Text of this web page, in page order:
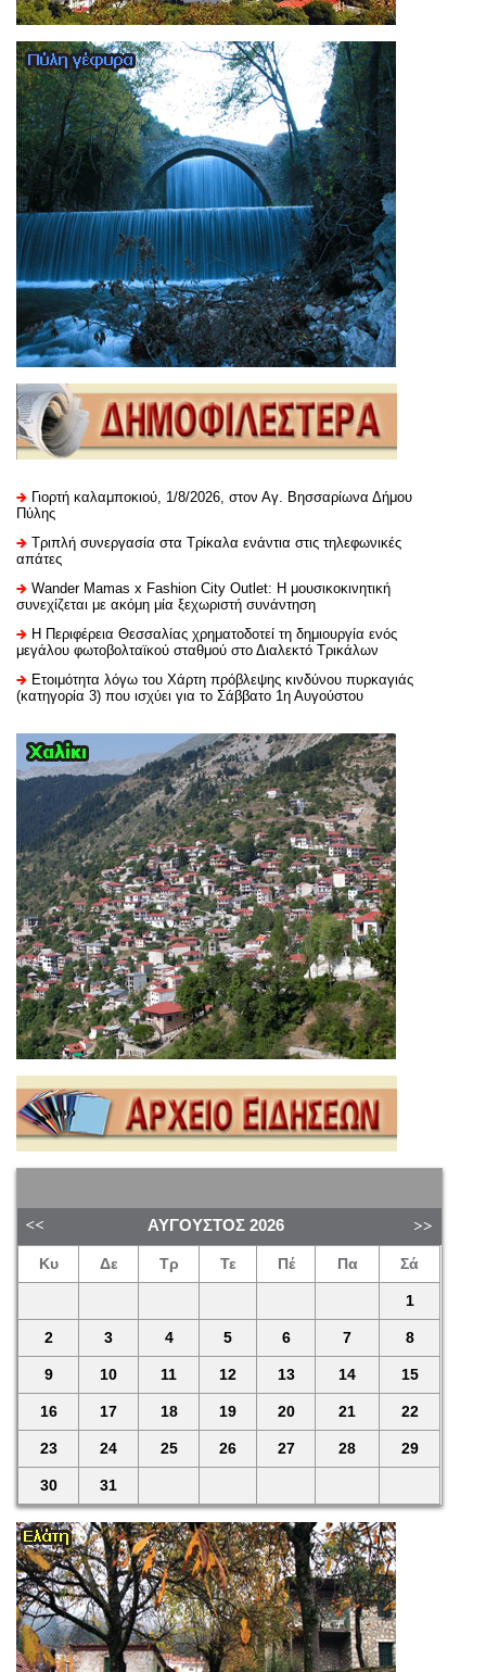
Γιορτή καλαμποκιού, 1/8/2026, στον Αγ. Βησσαρίωνα Δήμου
Πύλης
Τριπλή συνεργασία στα Τρίκαλα ενάντια στις τηλεφωνικές
απάτες
Wander Mamas x Fashion City Outlet: Η μουσικοκινητική
συνεχίζεται με ακόμη μία ξεχωριστή συνάντηση
H Περιφέρεια Θεσσαλίας χρηματοδοτεί τη δημιουργία ενός
μεγάλου φωτοβολταϊκού σταθμού στο Διαλεκτό Τρικάλων
Ετοιμότητα λόγω του Χάρτη πρόβλεψης κινδύνου πυρκαγιάς
(κατηγορία 3) που ισχύει για το Σάββατο 1η Αυγούστου
ΑΎΓΟΥΣΤΟΣ 2026
Κυ Δε Τρ Τε Πέ Πα Σά
1
2 3 4 5 6 7 8
9 10 11 12 13 14 15
16 17 18 19 20 21 22
23 24 25 26 27 28 29
30 31